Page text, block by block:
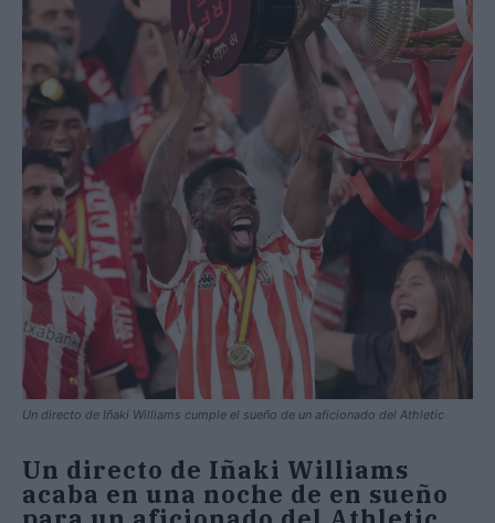
Un directo de Iñaki Williams cumple el sueño de un aficionado del Athletic
Un directo de Iñaki Williams
acaba en una noche de en sueño